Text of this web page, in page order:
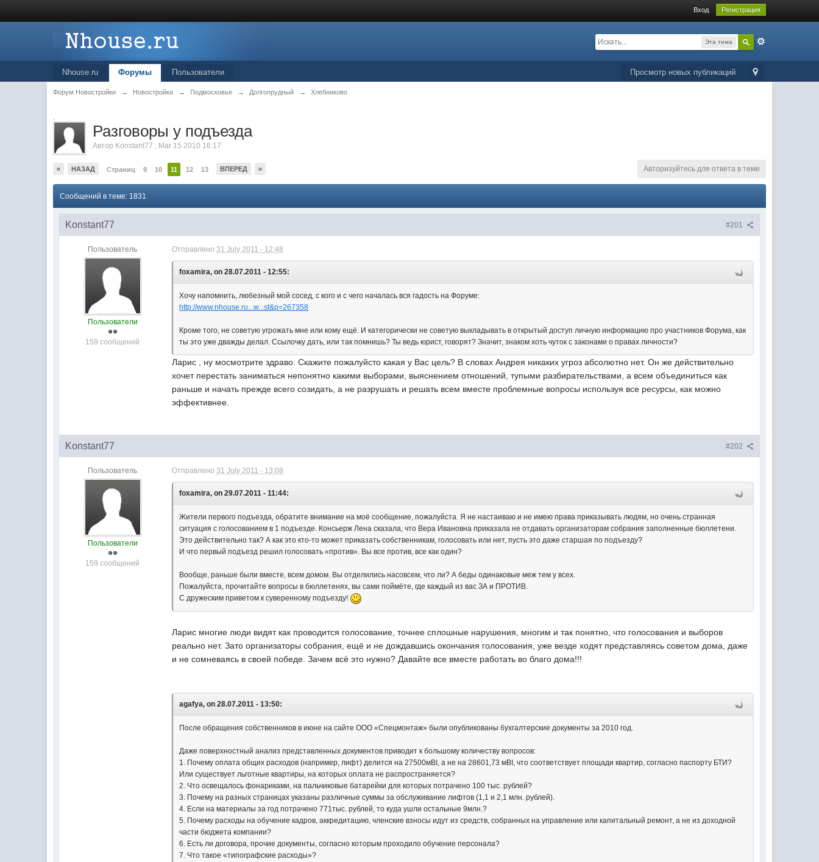
Вход Регистрация
Эта тема
Просмотр новых публикаций
Nhouse.ru Форумы Пользователи
Форум Новостройки → Новостройки → Подмосковье → Долгопрудный → Хлебниково
.
Разговоры у подъезда
Автор Konstant77 , Mar 15 2010 16:17
« НАЗАД Страниц 9 10 11 12 13 ВПЕРЕД » Авторизуйтесь для ответа в теме
Сообщений в теме: 1831
#201
Konstant77
Пользователь
Пользователи
159 сообщений
Отправлено31 July 2011 - 12:48
foxamira, on 28.07.2011 - 12:55:
Хочу напомнить, любезный мой сосед, с кого и с чего началась вся гадость на Форуме:
http://www.nhouse.ru...w...st&p=267358
Кроме того, не советую угрожать мне или кому ещё. И категорически не советую выкладывать в открытый доступ личную информацию про участников Форума, как
ты это уже дважды делал. Ссылочку дать, или так помнишь? Ты ведь юрист, говорят? Значит, знаком хоть чуток с законами о правах личности?
Ларис , ну мосмотрите здраво. Скажите пожалуйсто какая у Вас цель? В словах Андрея никаких угроз абсолютно нет. Он же действительно
хочет перестать заниматься непонятно какими выборами, выяснением отношений, тупыми разбирательствами, а всем объединиться как
раньше и начать прежде всего созидать, а не разрушать и решать всем вместе проблемные вопросы используя все ресурсы, как можно
эффективнее.
#202
Konstant77
Пользователь
Пользователи
159 сообщений
Отправлено31 July 2011 - 13:08
foxamira, on 29.07.2011 - 11:44:
Жители первого подъезда, обратите внимание на моё сообщение, пожалуйста. Я не настаиваю и не имею права приказывать людям, но очень странная
ситуация с голосованием в 1 подъезде. Консьерж Лена сказала, что Вера Ивановна приказала не отдавать организаторам собрания заполненные бюллетени.
Это действительно так? А как это кто-то может приказать собственникам, голосовать или нет, пусть это даже старшая по подъезду?
И что первый подъезд решил голосовать «против». Вы все против, все как один?
Вообще, раньше были вместе, всем домом. Вы отделились насовсем, что ли? А беды одинаковые меж тем у всех.
Пожалуйста, прочитайте вопросы в бюллетенях, вы сами поймёте, где каждый из вас ЗА и ПРОТИВ.
С дружеским приветом к суверенному подъезду!
Ларис многие люди видят как проводится голосование, точнее сплошные нарушения, многим и так понятно, что голосования и выборов
реально нет. Зато организаторы собрания, ещё и не дождавшись окончания голосования, уже везде ходят представляясь советом дома, даже
и не сомневаясь в своей победе. Зачем всё это нужно? Давайте все вместе работать во благо дома!!!
agafya, on 28.07.2011 - 13:50:
После обращения собственников в июне на сайте ООО «Спецмонтаж» были опубликованы бухгалтерские документы за 2010 год.
Даже поверхностный анализ представленных документов приводит к большому количеству вопросов:
1. Почему оплата общих расходов (например, лифт) делится на 27500мВІ, а не на 28601,73 мВІ, что соответствует площади квартир, согласно паспорту БТИ?
Или существует льготные квартиры, на которых оплата не распространяется?
2. Что освещалось фонариками, на пальчиковые батарейки для которых потрачено 100 тыс. рублей?
3. Почему на разных страницах указаны различные суммы за обслуживание лифтов (1,1 и 2,1 млн. рублей).
4. Если на материалы за год потрачено 771тыс. рублей, то куда ушли остальные 9млн.?
5. Почему расходы на обучение кадров, аккредитацию, членские взносы идут из средств, собранных на управление или капитальный ремонт, а не из доходной
части бюджета компании?
6. Есть ли договора, прочие документы, согласно которым проходило обучение персонала?
7. Что такое «типографские расходы»?